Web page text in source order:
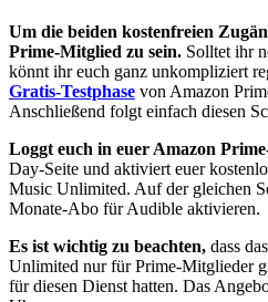
Um die beiden kostenfreien
Prime-Mitglied zu sein. Solltet ihr
könnt ihr euch ganz unkompliziert
Gratis-Testphase von Amazon
Anschließend folgt einfach diesen
Loggt euch in euer Amazon
Day-Seite und aktiviert euer
Music Unlimited. Auf der gleichen
Monate-Abo für Audible aktivieren.
Es ist wichtig zu beachten, dass
Unlimited nur für Prime-Mitglieder
für diesen Dienst hatten. Das